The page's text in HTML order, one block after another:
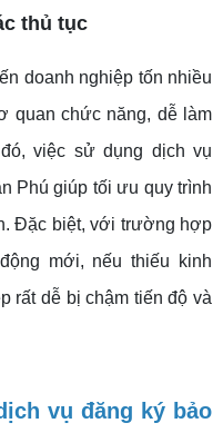
thủ tục
doanh nghiệp tốn nhiều
quan chức năng, dễ làm
việc sử dụng dịch vụ
Phú giúp tối ưu quy trình
Đặc biệt, với trường hợp
mới, nếu thiếu kinh
rất dễ bị chậm tiến độ và
vụ đăng ký bảo